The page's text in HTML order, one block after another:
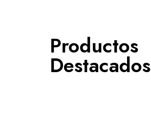
Productos
Destacados